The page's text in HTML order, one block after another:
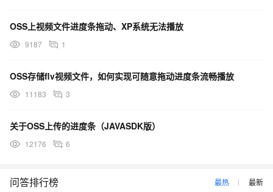
OSS上视频文件进度条拖动、XP系统无法播放
9187 1
OSS存储flv视频文件，如何实现可随意拖动进度条流畅播放
11183 3
关于OSS上传的进度条（JAVASDK版）
12176 6
问答排行榜 最热 最新